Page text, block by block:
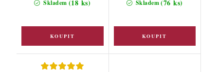
Skladem (18 ks) Skladem(76 ks)